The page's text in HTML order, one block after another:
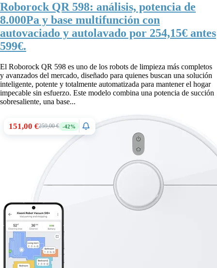
Roborock QR 598: análisis, potencia de
8.000Pa y base multifunción con
autovaciado y autolavado por 254,15€ antes
599€.
El Roborock QR 598 es uno de los robots de limpieza más completos
y avanzados del mercado, diseñado para quienes buscan una solución
inteligente, potente y totalmente automatizada para mantener el hogar
impecable sin esfuerzo. Este modelo combina una potencia de succión
sobresaliente, una base...
151,00 €259,00 € -42%